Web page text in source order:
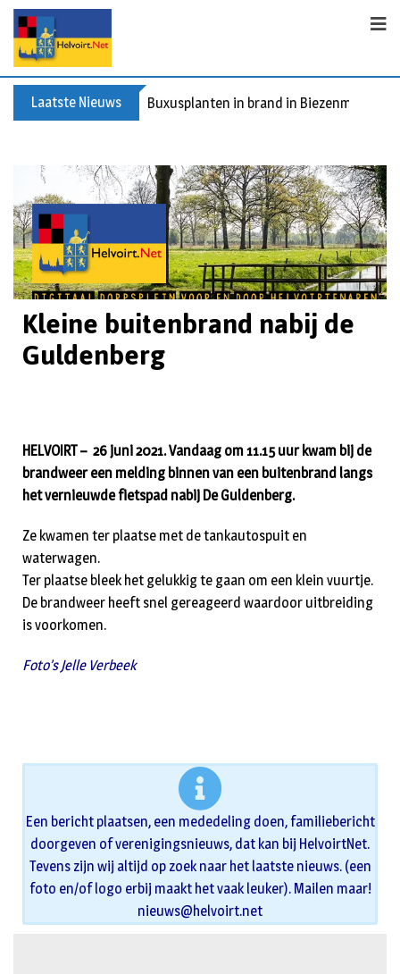
Laatste Nieuws Buxusplanten in brand in Biezenmortel,
Kleine buitenbrand nabij de
Guldenberg
HELVOIRT – 26 juni 2021. Vandaag om 11.15 uur kwam bij de
brandweer een melding binnen van een buitenbrand langs
het vernieuwde fietspad nabij De Guldenberg.
Ze kwamen ter plaatse met de tankautospuit en
waterwagen.
Ter plaatse bleek het gelukkig te gaan om een klein vuurtje.
De brandweer heeft snel gereageerd waardoor uitbreiding
is voorkomen.
Foto’s Jelle Verbeek
Een bericht plaatsen, een mededeling doen, familiebericht
doorgeven of verenigingsnieuws, dat kan bij HelvoirtNet.
Tevens zijn wij altijd op zoek naar het laatste nieuws. (een
foto en/of logo erbij maakt het vaak leuker). Mailen maar!
nieuws@helvoirt.net